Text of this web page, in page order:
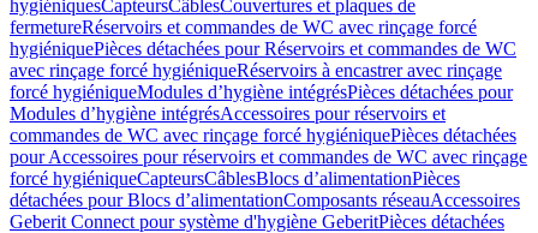
hygiéniquesCapteursCâblesCouvertures et plaques de
fermetureRéservoirs et commandes de WC avec rinçage forcé
hygiéniquePièces détachées pour Réservoirs et commandes de WC
avec rinçage forcé hygiéniqueRéservoirs à encastrer avec rinçage
forcé hygiéniqueModules d’hygiène intégrésPièces détachées pour
Modules d’hygiène intégrésAccessoires pour réservoirs et
commandes de WC avec rinçage forcé hygiéniquePièces détachées
pour Accessoires pour réservoirs et commandes de WC avec rinçage
forcé hygiéniqueCapteursCâblesBlocs d’alimentationPièces
détachées pour Blocs d’alimentationComposants réseauAccessoires
Geberit Connect pour système d'hygiène GeberitPièces détachées